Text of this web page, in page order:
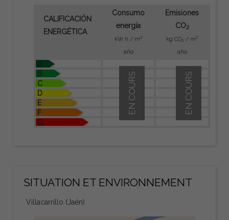
CALIFICACIÓN
ENERGÉTICA
Consumo
energía
kW h / m2
año
Emisiones
CO2
kg CO2 / m2
año
A
B
C
D
E
F
G
EN COURS
EN COURS
SITUATION ET ENVIRONNEMENT
Villacarrillo (Jaén)